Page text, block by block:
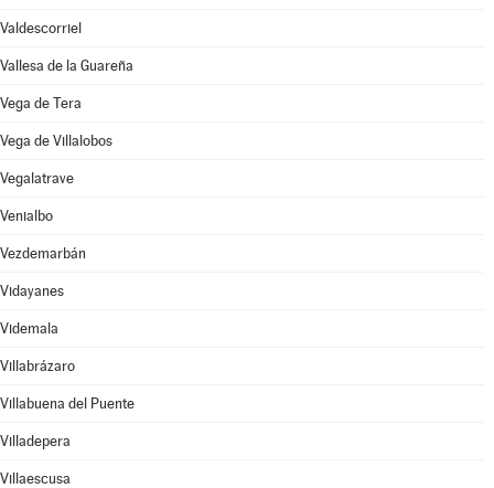
Valdescorriel
Vallesa de la Guareña
Vega de Tera
Vega de Villalobos
Vegalatrave
Venialbo
Vezdemarbán
Vidayanes
Videmala
Villabrázaro
Villabuena del Puente
Villadepera
Villaescusa